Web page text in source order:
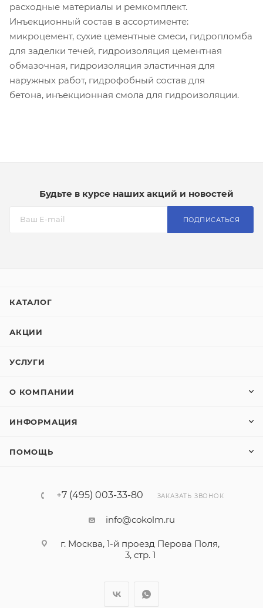
расходные материалы и ремкомплект.
Инъекционный состав в ассортименте:
микроцемент, сухие цементные смеси, гидропломба
для заделки течей, гидроизоляция цементная
обмазочная, гидроизоляция эластичная для
наружных работ, гидрофобный состав для
бетона, инъекционная смола для гидроизоляции.
Будьте в курсе наших акций и новостей
ПОДПИСАТЬСЯ
КАТАЛОГ
АКЦИИ
УСЛУГИ
О КОМПАНИИ
ИНФОРМАЦИЯ
ПОМОЩЬ
+7 (495) 003-33-80 ЗАКАЗАТЬ ЗВОНОК
info@cokolm.ru
г. Москва, 1-й проезд Перова Поля,
3, стр. 1